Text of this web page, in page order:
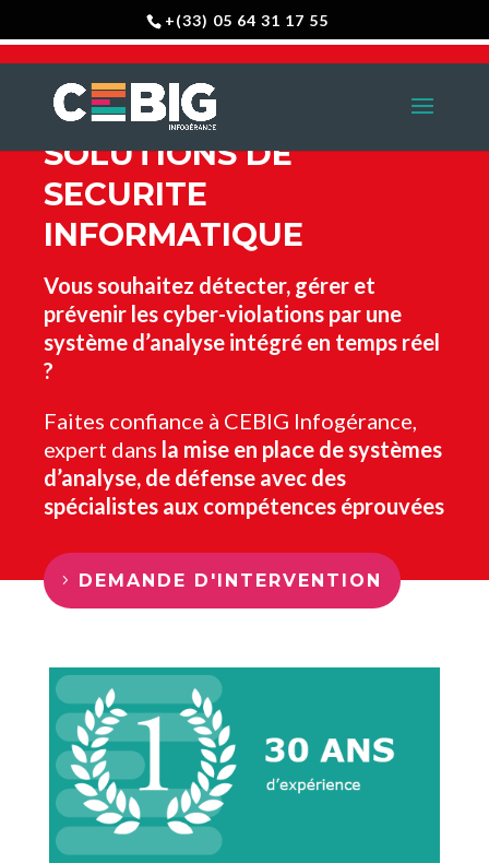
+(33) 05 64 31 17 55
SOLUTIONS DE
SECURITE
INFORMATIQUE
Vous souhaitez détecter, gérer et
prévenir les cyber-violations par une
système d’analyse intégré en temps réel
?
Faites confiance à CEBIG Infogérance,
expert dans la mise en place de systèmes
d’analyse, de défense avec des
spécialistes aux compétences éprouvées
DEMANDE D'INTERVENTION